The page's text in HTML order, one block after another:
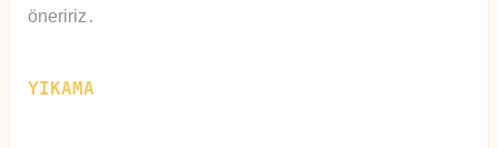
öneririz .
YIKAMA